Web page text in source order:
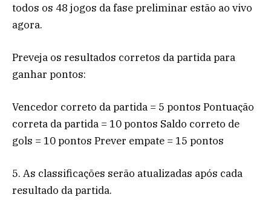
todos os 48 jogos da fase preliminar estão ao vivo
agora.
Preveja os resultados corretos da partida para
ganhar pontos:
Vencedor correto da partida = 5 pontos Pontuação
correta da partida = 10 pontos Saldo correto de
gols = 10 pontos Prever empate = 15 pontos
5. As classificações serão atualizadas após cada
resultado da partida.